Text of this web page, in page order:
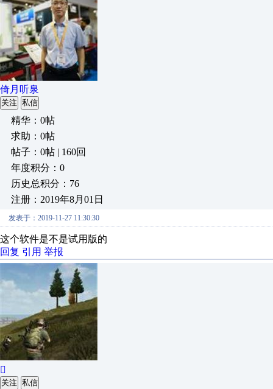
倚月听泉
关注 私信
精华：0帖
求助：0帖
帖子：0帖 | 160回
年度积分：0
历史总积分：76
注册：2019年8月01日
发表于：2019-11-27 11:30:30
这个软件是不是试用版的
回复 引用 举报

关注 私信